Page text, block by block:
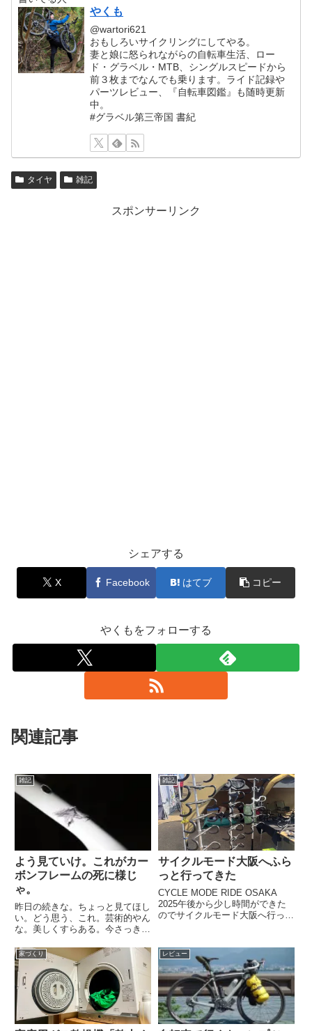
やくも
@wartori621
おもしろいサイクリングにしてやる。
妻と娘に怒られながらの自転車生活、ロー
ド・グラベル・MTB、シングルスピードから
前３枚までなんでも乗ります。ライド記録や
パーツレビュー、『自転車図鑑』も随時更新
中。
#グラベル第三帝国 書紀
タイヤ 雑記
スポンサーリンク
シェアする
X Facebook はてブ コピー
やくもをフォローする
関連記事
雑記
よう見ていけ。これがカー
ボンフレームの死に様じ
ゃ。
昨日の続きな。ちょっと見てほし
い。どう思う、これ。芸術的やん
な。美しくすらある。今さっき家
うどあがった頃に娘の寝かしつけ
終わった嫁さんが起きてきてくれ
て、今日近所のスーパーで安かっ
たっていうカツオのタタキ(そ
れ...
雑記
サイクルモード大阪へふら
っと行ってきた
CYCLE MODE RIDE OSAKA
2025午後から少し時間ができた
のでサイクルモード大阪へ行って
の長グローブですら暑くなってし
まい素手、ついでにウインドブレ
イカーも脱いで...
家づくり レビュー